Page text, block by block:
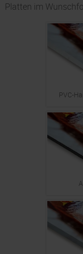
Platten im
PVC-